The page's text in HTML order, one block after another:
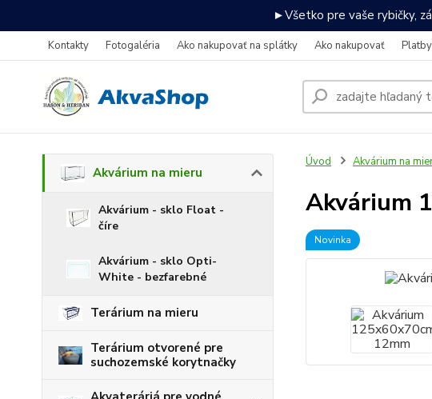
►Všetko pre vaše rybičky,
Kontakty Fotogaléria Ako nakupovať na splátky Ako nakupovať Platby
Akvárium na mieru
Akvárium - sklo Float -
číre
Akvárium - sklo Opti-
White - bezfarebné
Terárium na mieru
Terárium otvorené pre
suchozemské korytnačky
Úvod Akvárium na
Akvárium
Novinka